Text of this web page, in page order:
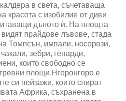
в света, съчетаваща
красота с изобилие от диви
дъното ѝ. На площта
прайдове лъвове, стада
Томпсън, импали, носорози,
зебри, гепарди,
които свободно се
площи.Нгоронгоро е
си пейзажи, които спират
Африка, съхранена в